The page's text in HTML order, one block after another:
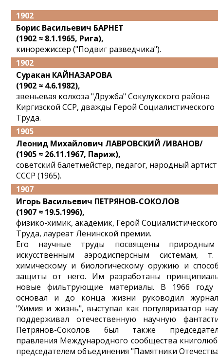
1902
Борис Васильевич БАРНЕТ
(1902 ≈ 8.1.1965, Рига),
кинорежиссер ("Подвиг разведчика").
1902
Суракан КАЙНАЗАРОВА
(1902 ≈ 4.6.1982),
звеньевая колхоза "Дружба" Сокулукского района
Киргизской ССР, дважды Герой Социалистического
Труда.
1905
Леонид Михайлович ЛАВРОВСКИЙ /ИВАНОВ/
(1905 ≈ 26.11.1967, Париж),
советский балетмейстер, педагог, народный артист
СССР (1965).
1907
Игорь Васильевич ПЕТРЯНОВ-СОКОЛОВ
(1907 ≈ 19.5.1996),
физико-химик, академик, Герой Социалистического
Труда, лауреат Ленинской премии.
Его научные труды посвящены
искусственным аэродисперсным системам,
химическому и биологическому оружию и
защиты от него. Им разработаны
новые фильтрующие материалы. В 1966 году
основал и до конца жизни руководил
"Химия и жизнь", выступал как популяризатор
поддерживал отечественную научную
Петрянов-Соколов был также
правления Международного сообщества
председателем объединения "Памятники